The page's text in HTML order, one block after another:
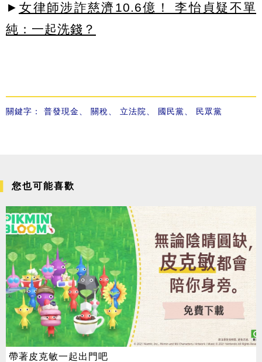
► 女律師涉詐慈濟10.6億！ 李怡貞疑不單
純：一起洗錢？
關鍵字： 普發現金、 關稅、 立法院、 國民黨、 民眾黨
您也可能喜歡
帶著皮克敏一起出門吧